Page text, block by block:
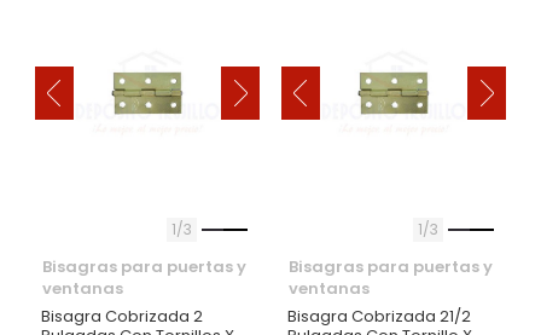
‹ ›
1 3
Bisagras para puertas y
ventanas
Bisagra Cobrizada 2
‹ ›
1 3
Bisagras para puertas y
ventanas
Bisagra Cobrizada 21/2